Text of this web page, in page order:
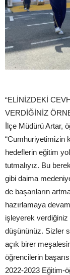
“ELİNİZDEKİ
VERDİĞİNİZ
İlçe Müdürü Artar,
“Cumhuriyetimizin
hedeflerin eğitim
tutmalıyız. Bu
gibi daima
de başarıların
hazırlamaya
işleyerek
düşününüz. Sizler
açık birer
öğrencilerin
2022-2023 Eğitim-